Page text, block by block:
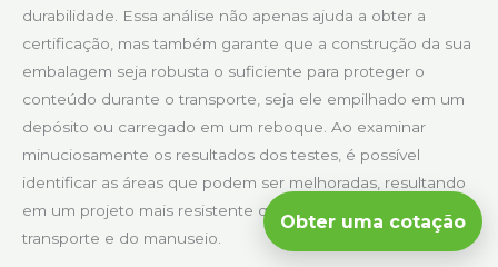
durabilidade. Essa análise não apenas ajuda a obter a
certificação, mas também garante que a construção da sua
embalagem seja robusta o suficiente para proteger o
conteúdo durante o transporte, seja ele empilhado em um
depósito ou carregado em um reboque. Ao examinar
minuciosamente os resultados dos testes, é possível
identificar as áreas que podem ser melhoradas, resultando
em um projeto mais resistente que suporta o estresse do
transporte e do manuseio.
Obter uma cotação